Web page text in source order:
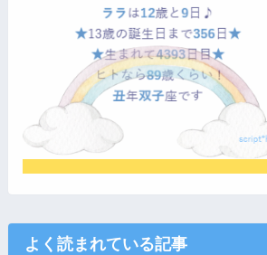
よく読まれている記事